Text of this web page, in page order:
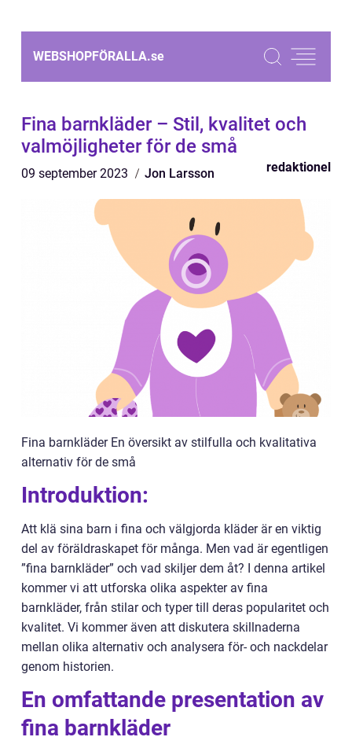
WEBSHOPFÖRALLA.se
Fina barnkläder – Stil, kvalitet och
valmöjligheter för de små
09 september 2023 Jon Larsson redaktionel
Fina barnkläder En översikt av stilfulla och kvalitativa
alternativ för de små
Introduktion:
Att klä sina barn i fina och välgjorda kläder är en viktig
del av föräldraskapet för många. Men vad är egentligen
”fina barnkläder” och vad skiljer dem åt? I denna artikel
kommer vi att utforska olika aspekter av fina
barnkläder, från stilar och typer till deras popularitet och
kvalitet. Vi kommer även att diskutera skillnaderna
mellan olika alternativ och analysera för- och nackdelar
genom historien.
En omfattande presentation av
fina barnkläder